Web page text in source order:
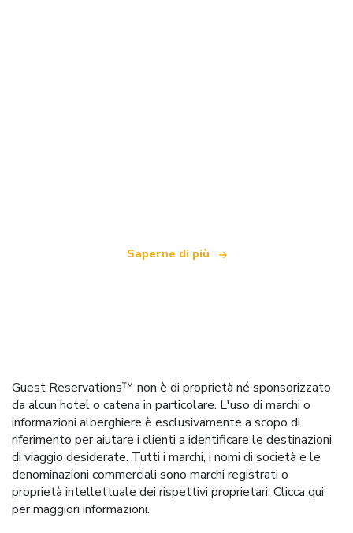
Saperne di più
Guest Reservations™ non è di proprietà né sponsorizzato
da alcun hotel o catena in particolare. L'uso di marchi o
informazioni alberghiere è esclusivamente a scopo di
riferimento per aiutare i clienti a identificare le destinazioni
di viaggio desiderate. Tutti i marchi, i nomi di società e le
denominazioni commerciali sono marchi registrati o
proprietà intellettuale dei rispettivi proprietari. Clicca qui
per maggiori informazioni.